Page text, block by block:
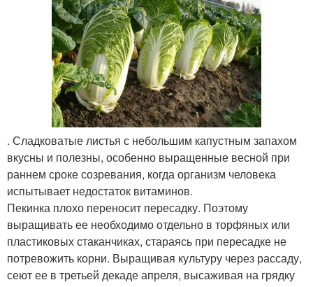
. Сладковатые листья с небольшим капустным запахом
вкусны и полезны, особенно выращенные весной при
раннем сроке созревания, когда организм человека
испытывает недостаток витаминов.
Пекинка плохо переносит пересадку. Поэтому
выращивать ее необходимо отдельно в торфяных или
пластиковых стаканчиках, стараясь при пересадке не
потревожить корни. Выращивая культуру через рассаду,
сеют ее в третьей декаде апреля, высаживая на грядку